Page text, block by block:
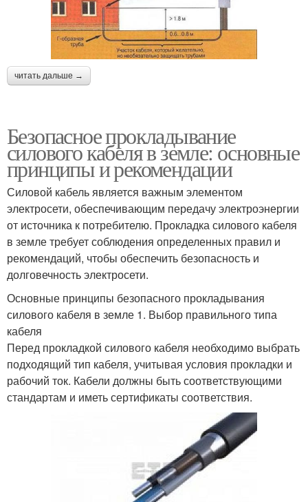
читать дальше →
Безопасное прокладывание
силового кабеля в земле: основные
принципы и рекомендации
Силовой кабель является важным элементом
электросети, обеспечивающим передачу электроэнергии
от источника к потребителю. Прокладка силового кабеля
в земле требует соблюдения определенных правил и
рекомендаций, чтобы обеспечить безопасность и
долговечность электросети.
Основные принципы безопасного прокладывания
силового кабеля в земле 1. Выбор правильного типа
кабеля
Перед прокладкой силового кабеля необходимо выбрать
подходящий тип кабеля, учитывая условия прокладки и
рабочий ток. Кабели должны быть соответствующими
стандартам и иметь сертификаты соответствия.